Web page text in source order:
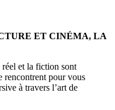
ET CINÉMA, LA
et la fiction sont
rencontrent pour vous
à travers l’art de